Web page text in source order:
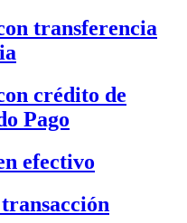
transferencia
crédito de
Pago
efectivo